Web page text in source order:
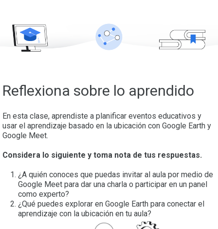
Reflexiona sobre lo aprendido
En esta clase, aprendiste a planificar eventos educativos y
usar el aprendizaje basado en la ubicación con Google Earth y
Google Meet.
Considera lo siguiente y toma nota de tus respuestas.
¿A quién conoces que puedas invitar al aula por medio de
Google Meet para dar una charla o participar en un panel
como experto?
¿Qué puedes explorar en Google Earth para conectar el
aprendizaje con la ubicación en tu aula?